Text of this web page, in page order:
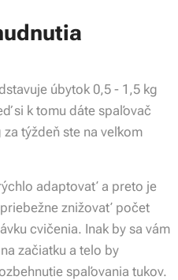
úbytok 0,5 - 1,5 kg
si k tomu dáte spaľovač
týždeň ste na veľkom
adaptovať a preto je
znižovať počet
cvičenia. Inak by sa vám
začiatku a telo by
spaľovania tukov.